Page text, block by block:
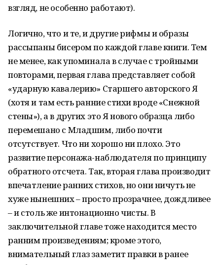
взгляд, не особенно работают).
Логично, что и те, и другие рифмы и образы
рассыпаны бисером по каждой главе книги. Тем
не менее, как упоминала в случае с тройными
повторами, первая глава представляет собой
«ударную кавалерию» Старшего авторского Я
(хотя и там есть ранние стихи вроде «Снежной
стены»), а в других это Я нового образца либо
перемешано с Младшим, либо почти
отсутствует. Что ни хорошо ни плохо. Это
развитие персонажа-наблюдателя по принципу
обратного отсчета. Так, вторая глава производит
впечатление ранних стихов, но они ничуть не
хуже нынешних – просто прозрачнее, дождливее
– и столь же интонационно чисты. В
заключительной главе тоже находится место
ранним произведениям; кроме этого,
внимательный глаз заметит правки в ранее